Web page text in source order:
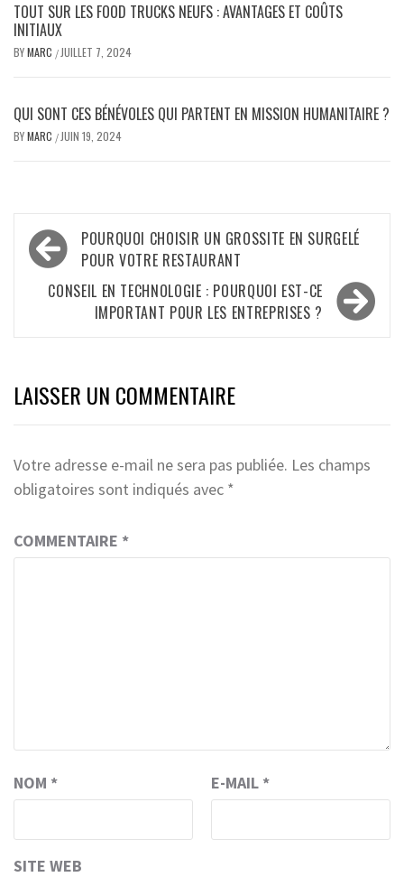
TOUT SUR LES FOOD TRUCKS NEUFS : AVANTAGES ET COÛTS
INITIAUX
BYMARC / JUILLET 7, 2024
QUI SONT CES BÉNÉVOLES QUI PARTENT EN MISSION HUMANITAIRE ?
BYMARC / JUIN 19, 2024
Navigation
de
l’article
POURQUOI CHOISIR UN GROSSITE EN SURGELÉ
POUR VOTRE RESTAURANT
CONSEIL EN TECHNOLOGIE : POURQUOI EST-CE
IMPORTANT POUR LES ENTREPRISES ?
LAISSER UN COMMENTAIRE
Votre adresse e-mail ne sera pas publiée. Les champs
obligatoires sont indiqués avec *
COMMENTAIRE *
NOM * E-MAIL *
SITE WEB